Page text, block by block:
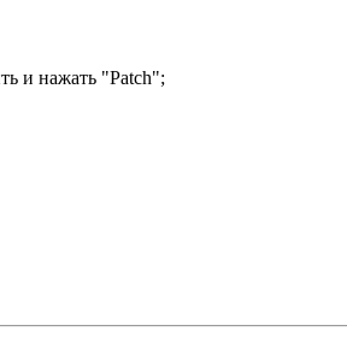
и нажать "Patch";